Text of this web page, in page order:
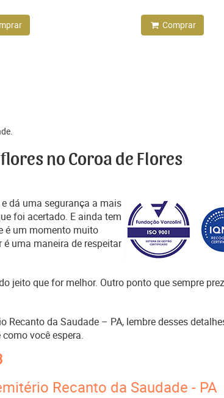
Comprar
no Coroa de Flores
dá uma segurança a mais
foi acertado. E ainda tem
é um momento muito
uma maneira de respeitar
jeito que for melhor. Outro ponto que sempre
da Saudade – PA, lembre desses
você espera.
Recanto da Saudade - PA